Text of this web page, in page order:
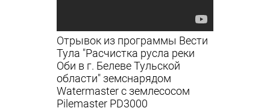
Отрывок из программы Вести
Тула "Расчистка русла реки
Оби в г. Белеве Тульской
области" земснарядом
Watermaster с землесосом
Pilemaster PD3000